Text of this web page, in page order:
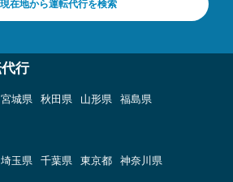
現在地から運転代行を検索
行
宮城県 秋田県 山形県 福島県
埼玉県 千葉県 東京都 神奈川県